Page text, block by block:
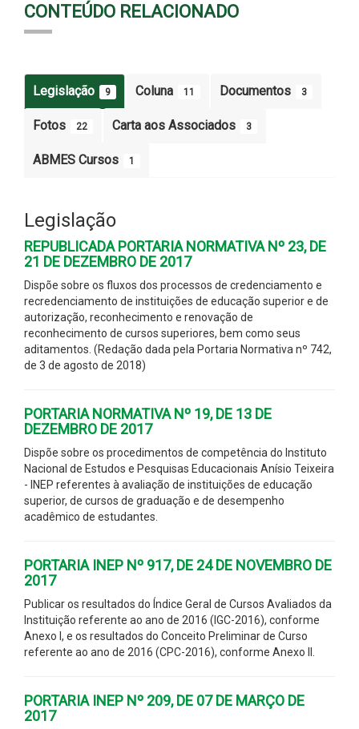
CONTEÚDO RELACIONADO
Legislação 9 Coluna 11 Documentos 3
Fotos 22 Carta aos Associados 3
ABMES Cursos 1
Legislação
REPUBLICADA PORTARIA NORMATIVA Nº 23, DE
21 DE DEZEMBRO DE 2017
Dispõe sobre os fluxos dos processos de credenciamento e
recredenciamento de instituições de educação superior e de
autorização, reconhecimento e renovação de
reconhecimento de cursos superiores, bem como seus
aditamentos. (Redação dada pela Portaria Normativa nº 742,
de 3 de agosto de 2018)
PORTARIA NORMATIVA Nº 19, DE 13 DE
DEZEMBRO DE 2017
Dispõe sobre os procedimentos de competência do Instituto
Nacional de Estudos e Pesquisas Educacionais Anísio Teixeira
- INEP referentes à avaliação de instituições de educação
superior, de cursos de graduação e de desempenho
acadêmico de estudantes.
PORTARIA INEP Nº 917, DE 24 DE NOVEMBRO DE
2017
Publicar os resultados do Índice Geral de Cursos Avaliados da
Instituição referente ao ano de 2016 (IGC-2016), conforme
Anexo I, e os resultados do Conceito Preliminar de Curso
referente ao ano de 2016 (CPC-2016), conforme Anexo II.
PORTARIA INEP Nº 209, DE 07 DE MARÇO DE
2017